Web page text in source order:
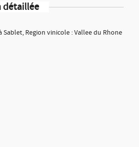
Region vinicole : Vallee du Rhone